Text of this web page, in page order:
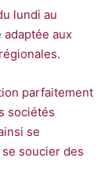
lundi au
aux
parfaitement
sociétés
se
soucier des